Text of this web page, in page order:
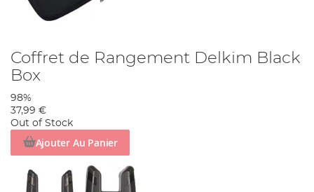
Coffret de Rangement Delkim Black
Box
98%
37,99 €
Out of Stock
Ajouter Au Panier